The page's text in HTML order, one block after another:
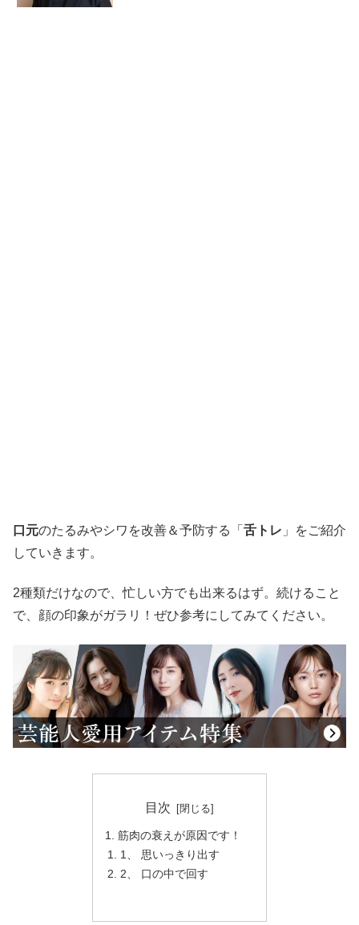
口元のたるみやシワを改善＆予防する「 舌トレ 」をご紹介
していきます。
2種類だけなので、忙しい方でも出来るはず。続けること
で、顔の印象がガラリ！ぜひ参考にしてみてください。
目次
筋肉の衰えが原因です！
1、 思いっきり出す
2、 口の中で回す